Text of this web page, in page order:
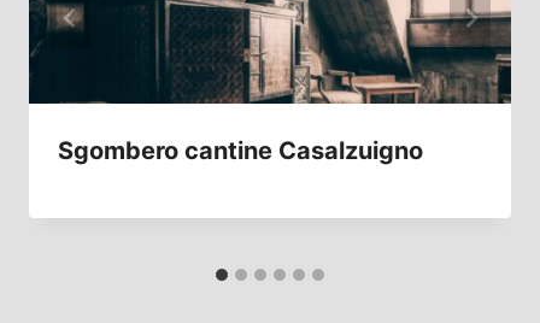
Sgombero cantine Casalzuigno